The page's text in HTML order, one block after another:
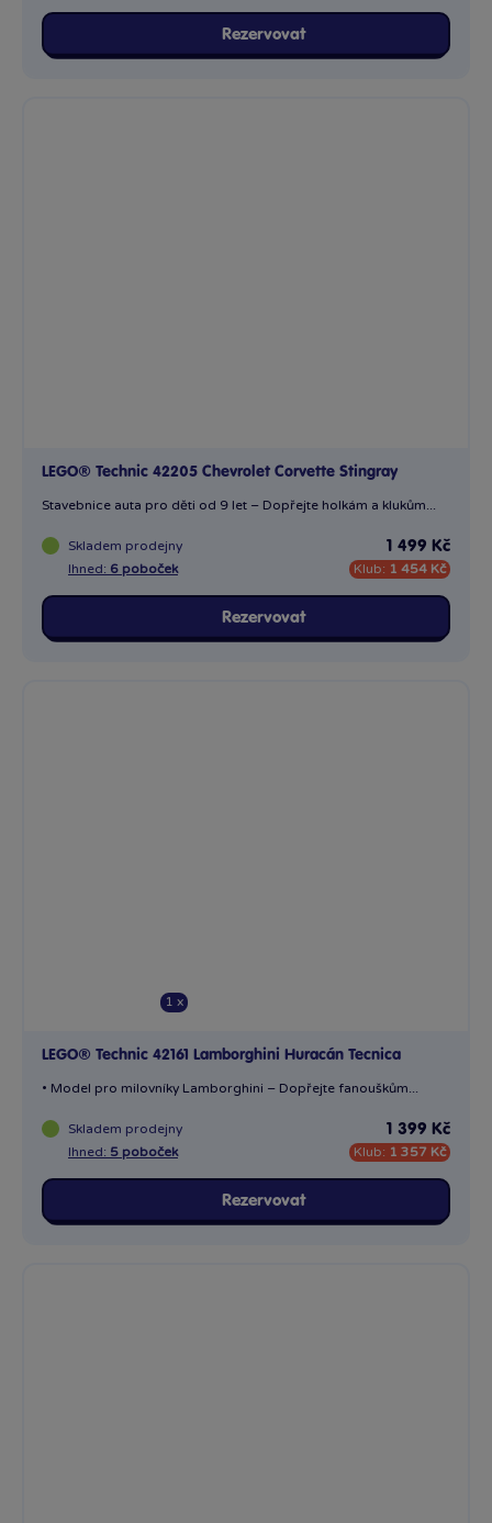
Rezervovat
LEGO® Technic 42205 Chevrolet Corvette Stingray
Stavebnice auta pro děti od 9 let – Dopřejte holkám a klukům...
Skladem prodejny
Ihned: 6 poboček
1 499 Kč
Klub: 1 454 Kč
Rezervovat
1 x
LEGO® Technic 42161 Lamborghini Huracán Tecnica
• Model pro milovníky Lamborghini – Dopřejte fanouškům...
Skladem prodejny
Ihned: 5 poboček
1 399 Kč
Klub: 1 357 Kč
Rezervovat